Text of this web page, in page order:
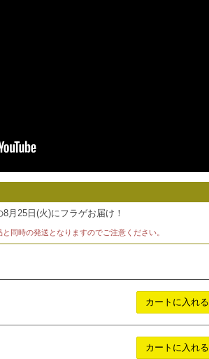
月25日(火)にフラゲお届け！
同時の発送となりますのでご注意ください。
カートに入れる
カートに入れる